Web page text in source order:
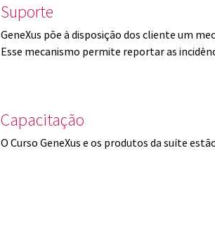
Suporte
GeneXus põe à disposição dos cliente um
Esse mecanismo permite reportar as
Capacitação
O Curso GeneXus e os produtos da suíte